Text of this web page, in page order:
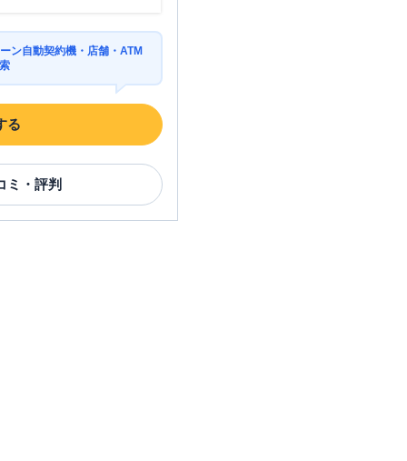
ン自動契約機・店舗・ATM
る
ミ・評判